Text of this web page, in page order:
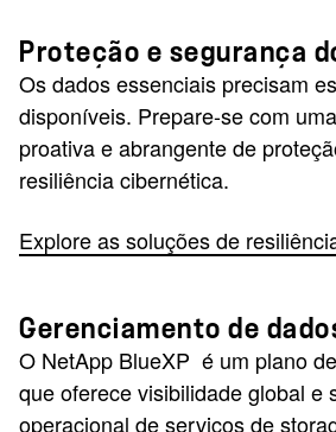
Proteção e segurança
Os dados essenciais precisam
disponíveis. Prepare-se com
proativa e abrangente de
resiliência cibernética.
Explore as soluções de
Gerenciamento de
O NetApp BlueXP é um plano
que oferece visibilidade global e
operacional de serviços de